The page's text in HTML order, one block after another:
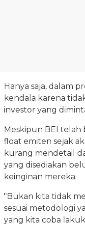
Hanya saja, dalam
kendala karena
investor yang
Meskipun BEI telah
float emiten sejak
kurang mendetail
yang disediakan
keinginan mereka.
"Bukan kita tidak
sesuai metodologi
yang kita coba